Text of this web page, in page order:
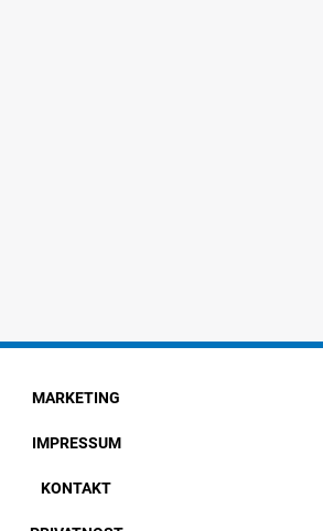
MARKETING
IMPRESSUM
KONTAKT